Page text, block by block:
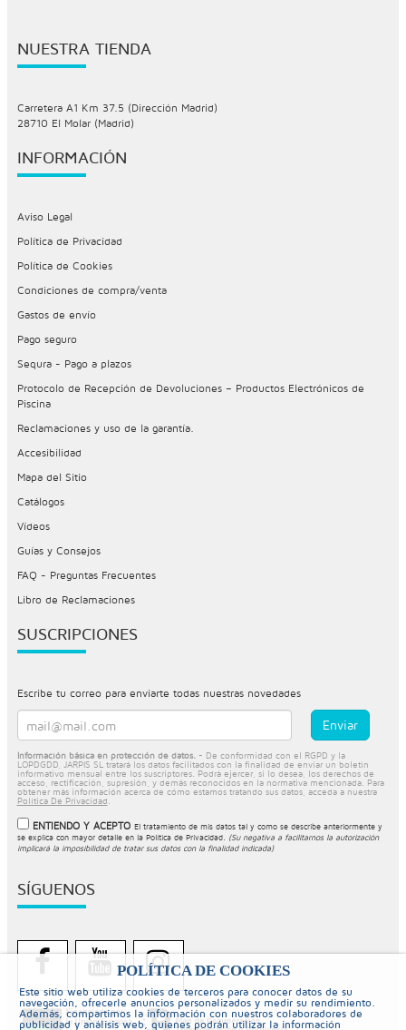
POLÍTICA DE COOKIES
Este sitio web utiliza cookies de terceros para conocer datos de su
navegación, ofrecerle anuncios personalizados y medir su rendimiento.
Además, compartimos la información con nuestros colaboradores de
publicidad y análisis web, quienes podrán utilizar la información
NUESTRA TIENDA
Carretera A1 Km 37.5 (Dirección Madrid)
28710 El Molar (Madrid)
INFORMACIÓN
Aviso Legal
Política de Privacidad
Política de Cookies
Condiciones de compra/venta
Gastos de envío
Pago seguro
Sequra - Pago a plazos
Protocolo de Recepción de Devoluciones – Productos Electrónicos de
Piscina
Reclamaciones y uso de la garantía.
Accesibilidad
Mapa del Sitio
Catálogos
Vídeos
Guías y Consejos
FAQ - Preguntas Frecuentes
Libro de Reclamaciones
SUSCRIPCIONES
Escribe tu correo para enviarte todas nuestras novedades
Información básica en protección de datos. - De conformidad con el RGPD y la
LOPDGDD, JARPIS SL tratará los datos facilitados con la finalidad de enviar un boletín
informativo mensual entre los suscriptores. Podrá ejercer, si lo desea, los derechos de
acceso, rectificación, supresión, y demás reconocidos en la normativa mencionada. Para
obtener más información acerca de cómo estamos tratando sus datos, acceda a nuestra
Política De Privacidad
ENTIENDO Y ACEPTO El tratamiento de mis datos tal y como se describe anteriormente y
se explica con mayor detalle en la Política de Privacidad.
(Su negativa a facilitarnos la autorización
implicará la imposibilidad de tratar sus datos con la finalidad indicada)
SÍGUENOS